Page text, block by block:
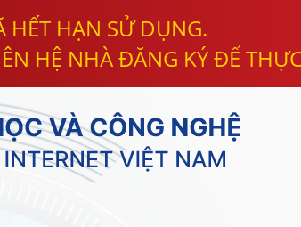
HẾT HẠN SỬ DỤNG.
HỆ NHÀ ĐĂNG KÝ ĐỂ